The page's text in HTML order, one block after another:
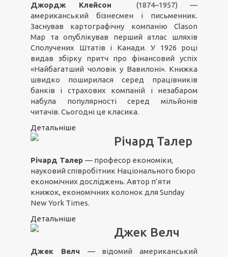
Джордж Клейсон (1874–1957) —
американський бізнесмен і письменник.
Заснував картографічну компанію Clason
Map та опублікував перший атлас шляхів
Сполучених Штатів і Канади. У 1926 році
видав збірку притч про фінансовий успіх
«Найбагатший чоловік у Вавилоні». Книжка
швидко поширилася серед працівників
банків і страхових компаній і незабаром
набула популярності серед мільйонів
читачів. Сьогодні це класика.
Детальніше
Річард Талер
Річард Талер — професор економіки,
науковий співробітник Національного бюро
економічних досліджень. Автор п’яти
книжок, економічних колонок для Sunday
New York Times.
Детальніше
Джек Велч
Джек Велч — відомий американський